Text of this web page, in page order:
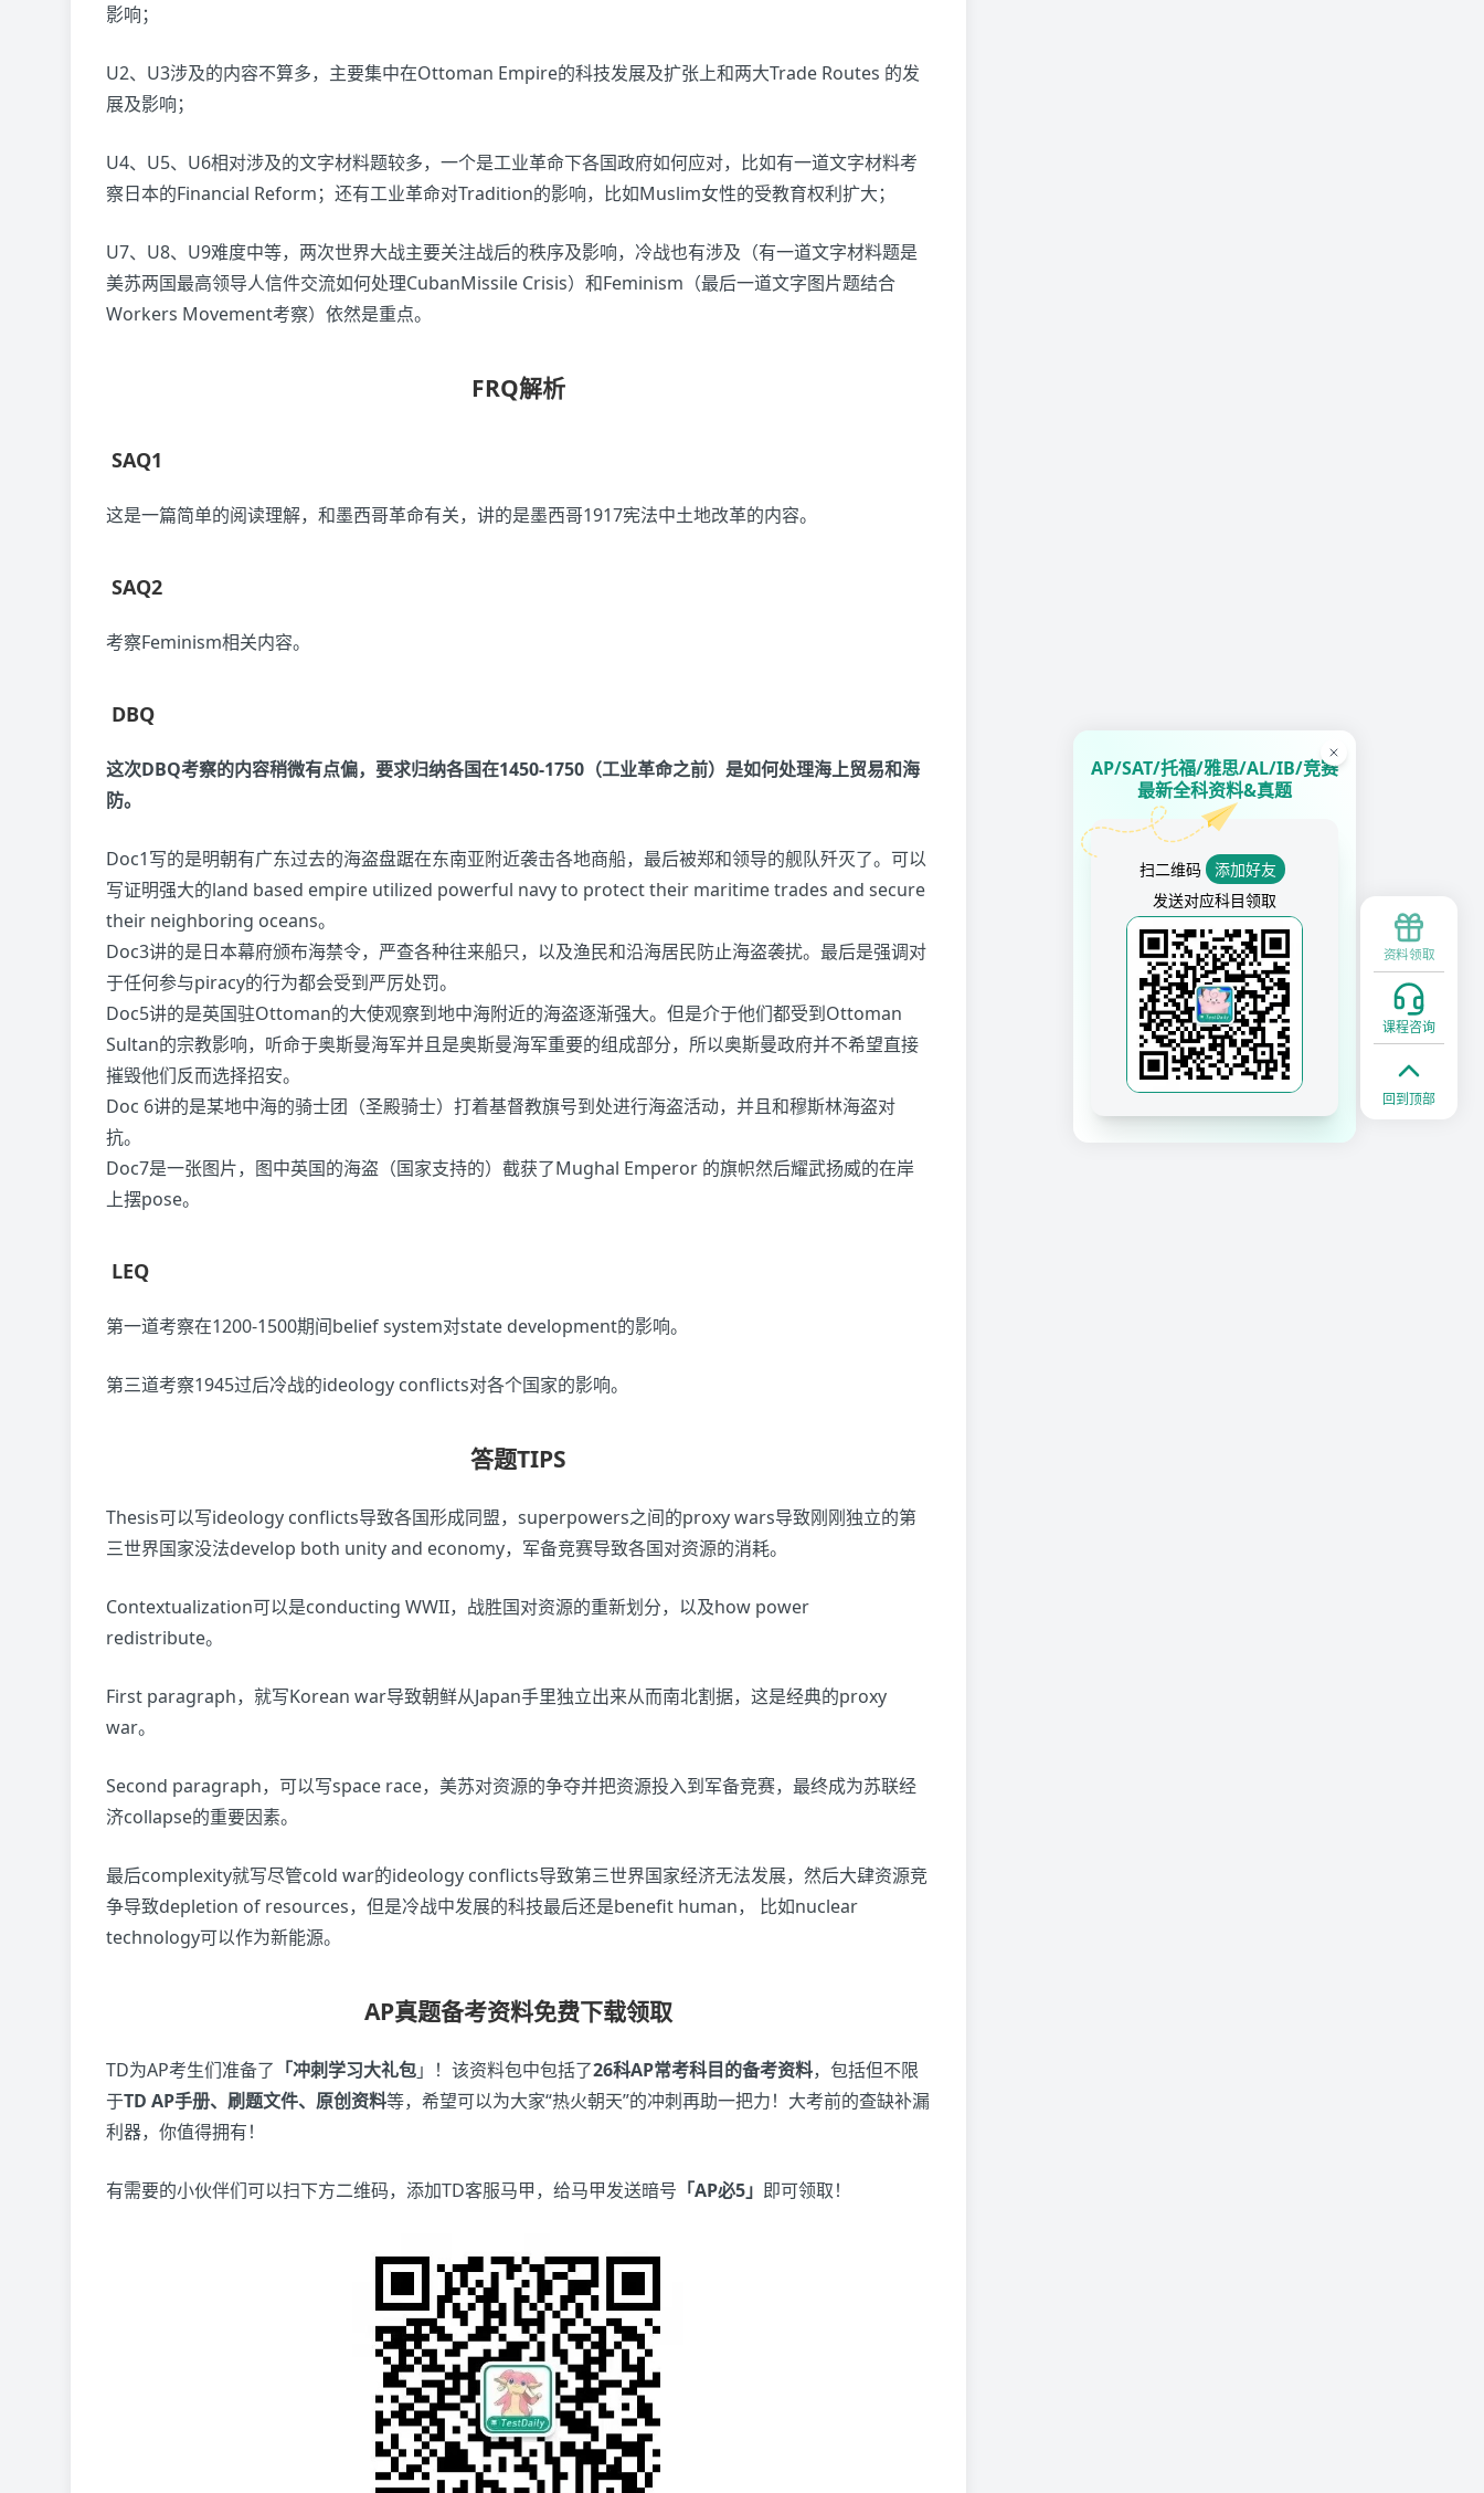
影响；
U2、U3涉及的内容不算多，主要集中在Ottoman Empire的科技发展及扩张上和两大Trade Routes 的发
展及影响；
U4、U5、U6相对涉及的文字材料题较多，一个是工业革命下各国政府如何应对，比如有一道文字材料考
察日本的Financial Reform；还有工业革命对Tradition的影响，比如Muslim女性的受教育权利扩大；
U7、U8、U9难度中等，两次世界大战主要关注战后的秩序及影响，冷战也有涉及（有一道文字材料题是
美苏两国最高领导人信件交流如何处理CubanMissile Crisis）和Feminism（最后一道文字图片题结合
Workers Movement考察）依然是重点。
FRQ解析
SAQ1
这是一篇简单的阅读理解，和墨西哥革命有关，讲的是墨西哥1917宪法中土地改革的内容。
SAQ2
考察Feminism相关内容。
DBQ
这次DBQ考察的内容稍微有点偏，要求归纳各国在1450-1750（工业革命之前）是如何处理海上贸易和海
防。
Doc1写的是明朝有广东过去的海盗盘踞在东南亚附近袭击各地商船，最后被郑和领导的舰队歼灭了。可以
写证明强大的land based empire utilized powerful navy to protect their maritime trades and secure
their neighboring oceans。
Doc3讲的是日本幕府颁布海禁令，严查各种往来船只，以及渔民和沿海居民防止海盗袭扰。最后是强调对
于任何参与piracy的行为都会受到严厉处罚。
Doc5讲的是英国驻Ottoman的大使观察到地中海附近的海盗逐渐强大。但是介于他们都受到Ottoman
Sultan的宗教影响，听命于奥斯曼海军并且是奥斯曼海军重要的组成部分，所以奥斯曼政府并不希望直接
摧毁他们反而选择招安。
Doc 6讲的是某地中海的骑士团（圣殿骑士）打着基督教旗号到处进行海盗活动，并且和穆斯林海盗对
抗。
Doc7是一张图片，图中英国的海盗（国家支持的）截获了Mughal Emperor 的旗帜然后耀武扬威的在岸
上摆pose。
LEQ
第一道考察在1200-1500期间belief system对state development的影响。
第三道考察1945过后冷战的ideology conflicts对各个国家的影响。
答题TIPS
Thesis可以写ideology conflicts导致各国形成同盟，superpowers之间的proxy wars导致刚刚独立的第
三世界国家没法develop both unity and economy，军备竞赛导致各国对资源的消耗。
Contextualization可以是conducting WWII，战胜国对资源的重新划分，以及how power
redistribute。
First paragraph，就写Korean war导致朝鲜从Japan手里独立出来从而南北割据，这是经典的proxy
war。
Second paragraph，可以写space race，美苏对资源的争夺并把资源投入到军备竞赛，最终成为苏联经
济collapse的重要因素。
最后complexity就写尽管cold war的ideology conflicts导致第三世界国家经济无法发展，然后大肆资源竞
争导致depletion of resources，但是冷战中发展的科技最后还是benefit human， 比如nuclear
technology可以作为新能源。
AP真题备考资料免费下载领取
TD为AP考生们准备了 「冲刺学习大礼包」！该资料包中包括了26科AP常考科目的备考资料，包括但不限
于TD AP手册、刷题文件、原创资料等，希望可以为大家“热火朝天”的冲刺再助一把力！大考前的查缺补漏
利器，你值得拥有！
有需要的小伙伴们可以扫下方二维码，添加TD客服马甲，给马甲发送暗号 「AP必5」 即可领取！
资料领取
课程咨询
回到顶部
AP/SAT/托福/雅思/AL/IB/竞赛
最新全科资料&真题
扫二维码
添加好友
发送对应科目领取